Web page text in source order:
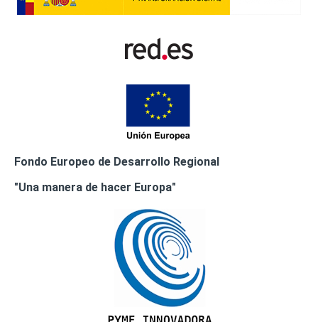
Fondo Europeo de Desarrollo Regional
"Una manera de hacer Europa"